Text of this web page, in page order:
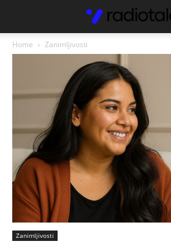
Home Zanimljivosti
Zanimljivosti